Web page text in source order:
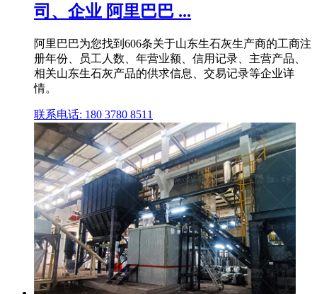
司、企业 阿里巴巴 ...
阿里巴巴为您找到606条关于山东生石灰生产商的工商注
册年份、员工人数、年营业额、信用记录、主营产品、
相关山东生石灰产品的供求信息、交易记录等企业详
情。
联系电话: 180 3780 8511